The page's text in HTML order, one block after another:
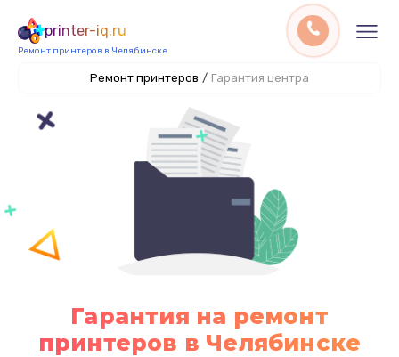
printer-iq.ru
Ремонт принтеров в Челябинске
Ремонт принтеров / Гарантия центра
Гарантия на ремонт
принтеров в Челябинске